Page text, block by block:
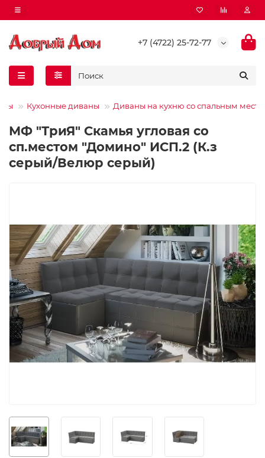
+7 (4722) 25-72-77
Кухонные диваны Диваны на кухню со спальным
МФ "ТриЯ" Скамья угловая со
сп.местом "Домино" ИСП.2 (К.з
серый/Велюр серый)